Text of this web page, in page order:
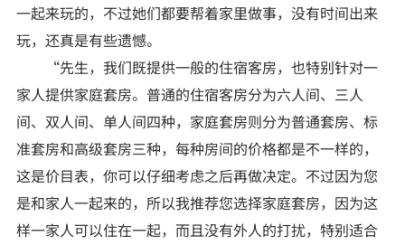
一起来玩的，不过她们都要帮着家里做事，没有时间出来
玩，还真是有些遗憾。
“先生，我们既提供一般的住宿客房，也特别针对一
家人提供家庭套房。普通的住宿客房分为六人间、三人
间、双人间、单人间四种，家庭套房则分为普通套房、标
准套房和高级套房三种，每种房间的价格都是不一样的，
这是价目表，你可以仔细考虑之后再做决定。不过因为您
是和家人一起来的，所以我推荐您选择家庭套房，因为这
样一家人可以住在一起，而且没有外人的打扰，特别适合